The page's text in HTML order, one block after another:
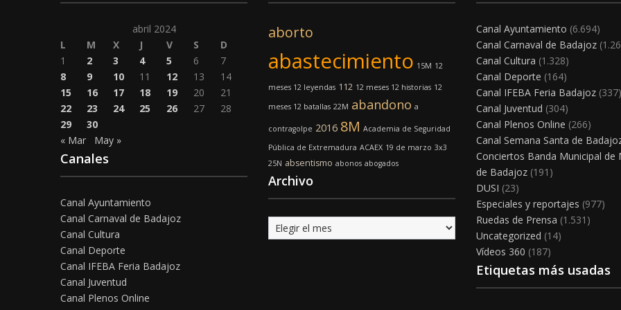
abril 2024
L
M X J V S
D
1
2 3 4 5 6
7
8
9 10 11 12 13
14
15
16 17 18 19 20
21
22
23 24 25 26 27
28
29
30
« Mar
May »
Canales
Canal Ayuntamiento
Canal Carnaval de Badajoz
Canal Cultura
Canal Deporte
Canal IFEBA Feria Badajoz
Canal Juventud
Canal Plenos Online
aborto
abastecimiento 15M 12
meses 12 leyendas 112 12 meses 12 historias 12
meses 12 batallas 22M abandono a
contragolpe 2016 8M Academia de Seguridad
Pública de Extremadura ACAEX 19 de marzo 3x3
25N absentismo abonos abogados
Archivo
Archivo
Canal Ayuntamiento (6.694)
Canal Carnaval de Badajoz
Canal Cultura (1.328)
Canal Deporte (164)
Canal IFEBA Feria Badajoz (337)
Canal Juventud (304)
Canal Plenos Online (266)
Canal Semana Santa de
Conciertos Banda Municipal de
de Badajoz (191)
DUSI (23)
Especiales y reportajes (977)
Ruedas de Prensa (1.531)
Uncategorized (14)
Vídeos 360 (187)
Etiquetas más usadas